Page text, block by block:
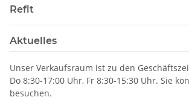
Refit
Aktuelles
Unser Verkaufsraum ist zu den
Do 8:30-17:00 Uhr, Fr 8:30-15:30 Uhr. Sie
besuchen.